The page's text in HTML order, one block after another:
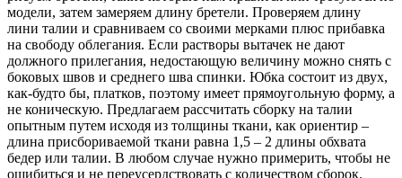
модели, затем замеряем длину бретели. Проверяем длину
лини талии и сравниваем со своими мерками плюс прибавка
на свободу облегания. Если растворы вытачек не дают
должного прилегания, недостающую величину можно снять с
боковых швов и среднего шва спинки. Юбка состоит из двух,
как-будто бы, платков, поэтому имеет прямоугольную форму, а
не коническую. Предлагаем рассчитать сборку на талии
опытным путем исходя из толщины ткани, как ориентир –
длина присбориваемой ткани равна 1,5 – 2 длины обхвата
бедер или талии. В любом случае нужно примерить, чтобы не
ошибиться и не переусердствовать с количеством сборок.